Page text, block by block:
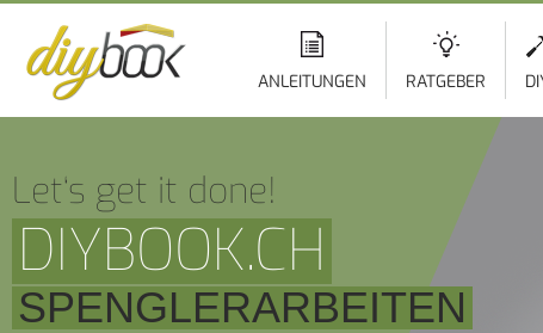
ANLEITUNGEN RATGEBER
Let‘s get it done!
DIYBOOK.CH
SPENGLERARBEITEN